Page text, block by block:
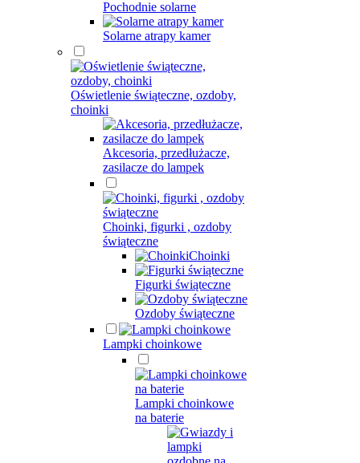
Pochodnie solarne
Solarne atrapy kamer
Oświetlenie świąteczne, ozdoby,
choinki
Akcesoria, przedłużacze,
zasilacze do lampek
Choinki, figurki , ozdoby
świąteczne
Choinki
Figurki świąteczne
Ozdoby świąteczne
Lampki choinkowe
Lampki choinkowe
na baterie